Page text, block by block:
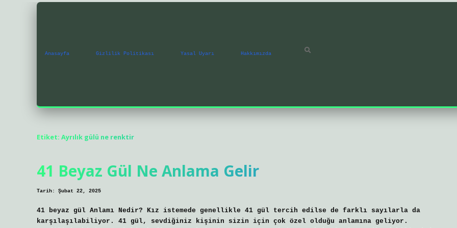
Anasayfa Gizlilik Politikası Yasal Uyarı Hakkımızda
Etiket: Ayrılık gülü ne renktir
41 Beyaz Gül Ne Anlama Gelir
Tarih: Şubat 22, 2025
41 beyaz gül Anlamı Nedir? Kız istemede genellikle 41 gül tercih edilse de farklı sayılarla da
karşılaşılabiliyor. 41 gül, sevdiğiniz kişinin sizin için çok özel olduğu anlamına geliyor.